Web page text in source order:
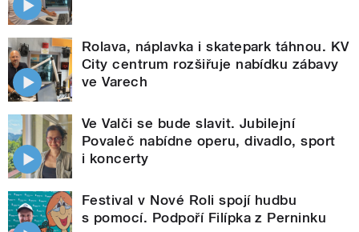
Rolava, náplavka i skatepark táhnou. KV
City centrum rozšiřuje nabídku zábavy
ve Varech
Ve Valči se bude slavit. Jubilejní
Povaleč nabídne operu, divadlo, sport
i koncerty
Festival v Nové Roli spojí hudbu
s pomocí. Podpoří Filípka z Perninku